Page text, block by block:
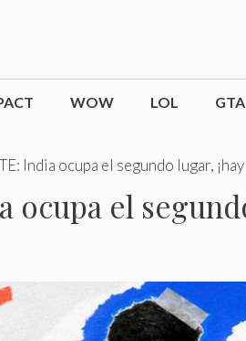
WOW LOL GTA
India ocupa el segundo lugar,
el